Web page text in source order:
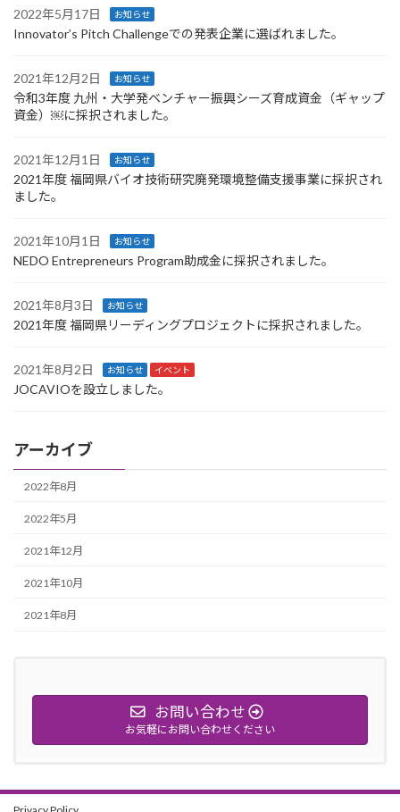
2022年5月17日 お知らせ
Innovator’s Pitch Challengeでの発表企業に選ばれました。
2021年12月2日 お知らせ
令和3年度 九州・大学発ベンチャー振興シーズ育成資金（ギャップ
資金）￼に採択されました。
2021年12月1日 お知らせ
2021年度 福岡県バイオ技術研究廃発環境整備支援事業に採択され
ました。
2021年10月1日 お知らせ
NEDO Entrepreneurs Program助成金に採択されました。
2021年8月3日 お知らせ
2021年度 福岡県リーディングプロジェクトに採択されました。
2021年8月2日 お知らせ イベント
JOCAVIOを設立しました。
アーカイブ
2022年8月
2022年5月
2021年12月
2021年10月
2021年8月
お問い合わせ
お気軽にお問い合わせください